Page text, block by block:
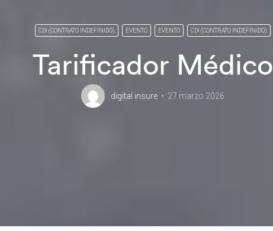
CDI (CONTRATO INDEFINIDO) EVENTO EVENTO CDI (CONTRATO INDEFINIDO)
Tarificador Médico
digital insure 27 marzo 2026